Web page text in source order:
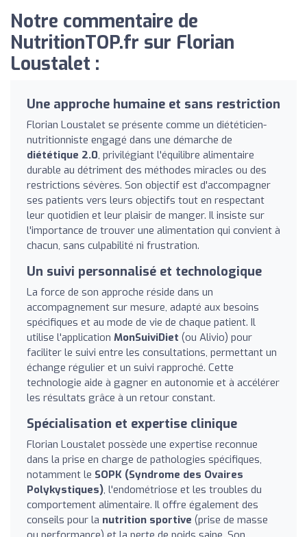
Notre commentaire de
NutritionTOP.fr sur Florian
Loustalet :
Une approche humaine et sans restriction
Florian Loustalet se présente comme un diététicien-
nutritionniste engagé dans une démarche de
diététique 2.0, privilégiant l'équilibre alimentaire
durable au détriment des méthodes miracles ou des
restrictions sévères. Son objectif est d'accompagner
ses patients vers leurs objectifs tout en respectant
leur quotidien et leur plaisir de manger. Il insiste sur
l'importance de trouver une alimentation qui convient à
chacun, sans culpabilité ni frustration.
Un suivi personnalisé et technologique
La force de son approche réside dans un
accompagnement sur mesure, adapté aux besoins
spécifiques et au mode de vie de chaque patient. Il
utilise l'application MonSuiviDiet (ou Alivio) pour
faciliter le suivi entre les consultations, permettant un
échange régulier et un suivi rapproché. Cette
technologie aide à gagner en autonomie et à accélérer
les résultats grâce à un retour constant.
Spécialisation et expertise clinique
Florian Loustalet possède une expertise reconnue
dans la prise en charge de pathologies spécifiques,
notamment le SOPK (Syndrome des Ovaires
Polykystiques), l'endométriose et les troubles du
comportement alimentaire. Il offre également des
conseils pour la nutrition sportive (prise de masse